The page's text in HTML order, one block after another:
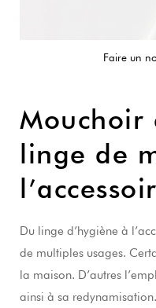
Faire un
Mouchoir
linge de
Du linge d’hygiène à
de multiples usages.
la maison. D’autres
ainsi à sa